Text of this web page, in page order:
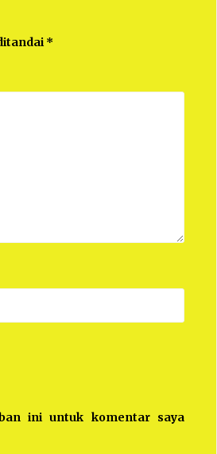
*
ini untuk komentar saya